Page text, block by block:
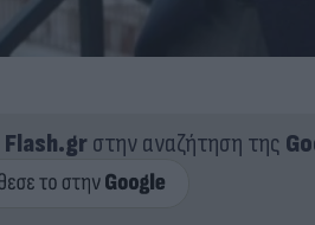
Flash.grστην αναζήτηση της